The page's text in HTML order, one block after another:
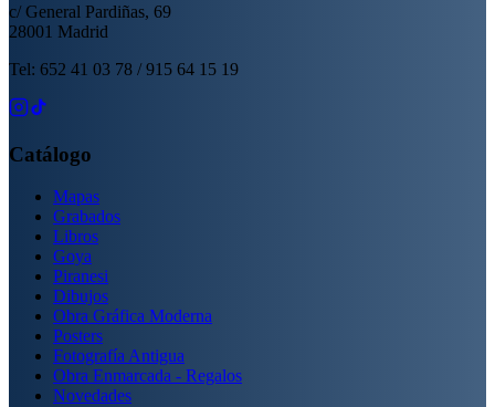
c/ General Pardiñas, 69
28001 Madrid
Tel: 652 41 03 78 / 915 64 15 19
Catálogo
Mapas
Grabados
Libros
Goya
Piranesi
Dibujos
Obra Gráfica Moderna
Posters
Fotografía Antigua
Obra Enmarcada - Regalos
Novedades